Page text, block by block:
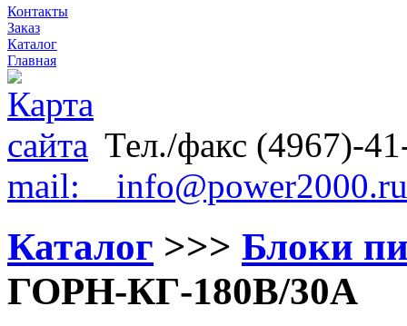
Контакты
Заказ
Каталог
Главная
Тел./факс (4967)-
mail: info@power2000.ru
Каталог >>> Блоки
ГОРН-КГ-180В/30А